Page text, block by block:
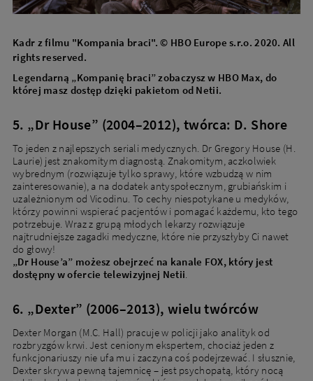
Kadr z filmu "Kompania braci". © HBO Europe s.r.o. 2020. All
rights reserved.
Legendarną „Kompanię braci” zobaczysz w HBO Max, do
której masz dostęp dzięki pakietom od Netii.
5. „Dr House” (2004–2012), twórca: D. Shore
To jeden z najlepszych seriali medycznych. Dr Gregory House (H.
Laurie) jest znakomitym diagnostą. Znakomitym, aczkolwiek
wybrednym (rozwiązuje tylko sprawy, które wzbudzą w nim
zainteresowanie), a na dodatek antyspołecznym, grubiańskim i
uzależnionym od Vicodinu. To cechy niespotykane u medyków,
którzy powinni wspierać pacjentów i pomagać każdemu, kto tego
potrzebuje. Wraz z grupą młodych lekarzy rozwiązuje
najtrudniejsze zagadki medyczne, które nie przyszłyby Ci nawet
do głowy!
„Dr House’a” możesz obejrzeć na kanale FOX, który jest
dostępny w ofercie telewizyjnej Netii.
6. „Dexter” (2006–2013), wielu twórców
Dexter Morgan (M.C. Hall) pracuje w policji jako analityk od
rozbryzgów krwi. Jest cenionym ekspertem, chociaż jeden z
funkcjonariuszy nie ufa mu i zaczyna coś podejrzewać. I słusznie,
Dexter skrywa pewną tajemnicę – jest psychopatą, który nocą